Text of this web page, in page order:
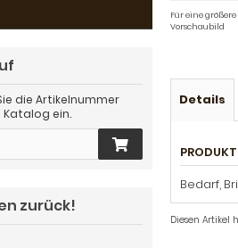
Für eine
Vorschaubild
Details
Bedarf,
Diesen Artikel
die Artikelnummer
Katalog ein.
zurück!